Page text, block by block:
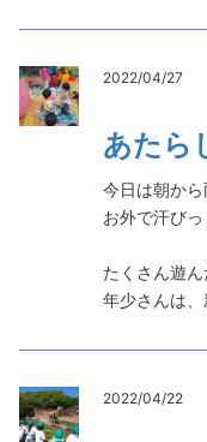
2022/04/27
あたら
今日は朝から
お外で汗びっ
たくさん遊ん
年少さんは
2022/04/22